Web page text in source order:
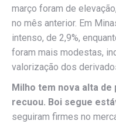
março foram de
no mês anterior. Em
intenso, de 2,9%,
foram mais modestas,
valorização dos
Milho tem nova alta
recuou. Boi segue
seguiram firmes no